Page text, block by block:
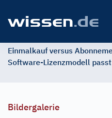
Einmalkauf versus
Software-Lizenzmodell
Bildergalerie